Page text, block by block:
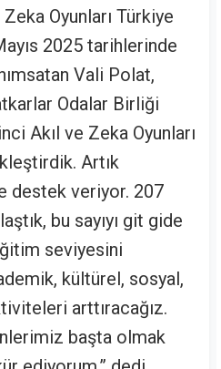
Oyunları Türkiye
2025 tarihlerinde
Vali Polat,
Odalar Birliği
Akıl ve Zeka Oyunları
Artık
destek veriyor. 207
bu sayıyı git gide
seviyesini
kültürel, sosyal,
arttıracağız.
başta olmak